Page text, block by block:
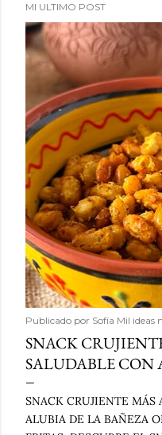
MI ULTIMO POST
Publicado por Sofía Mil ideas
SNACK
SALUDABLE CON
SNACK CRUJIENTE MÁS
ALUBIA DE LA BAÑEZA